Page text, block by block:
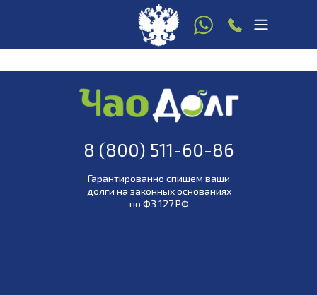
8 (800) 511-60-86
8 916 780 22 77
Гарантированно спишем ваши
долги на законных основаниях
по ФЗ 127 РФ
8 (800) 511-60-86